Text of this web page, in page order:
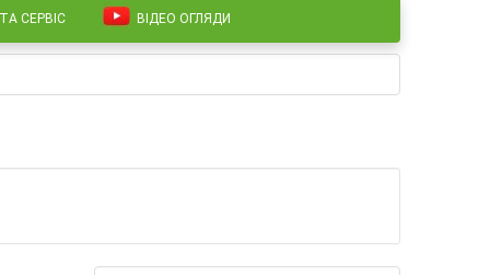
СЕРВІС ВІДЕО ОГЛЯДИ